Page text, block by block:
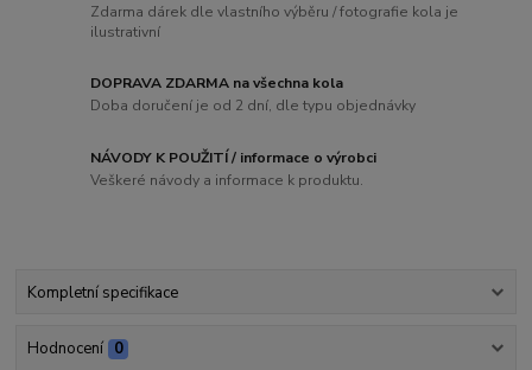
Zdarma dárek dle vlastního výběru / fotografie kola je
ilustrativní
DOPRAVA ZDARMA na všechna kola
Doba doručení je od 2 dní, dle typu objednávky
NÁVODY K POUŽITÍ / informace o výrobci
Veškeré návody a informace k produktu.
Kompletní specifikace
Hodnocení 0